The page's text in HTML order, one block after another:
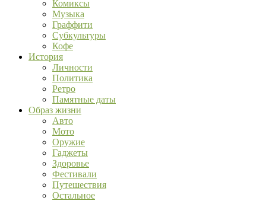
Комиксы
Музыка
Граффити
Субкультуры
Кофе
История
Личности
Политика
Ретро
Памятные даты
Образ жизни
Авто
Мото
Оружие
Гаджеты
Здоровье
Фестивали
Путешествия
Остальное